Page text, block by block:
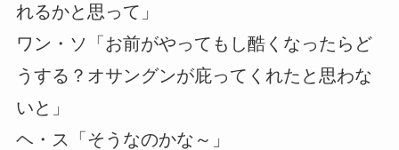
れるかと思って」
ワン・ソ「お前がやってもし酷くなったらど
うする？オサングンが庇ってくれたと思わな
いと」
ヘ・ス「そうなのかな～」